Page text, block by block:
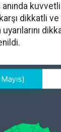
anında
dikkatli ve